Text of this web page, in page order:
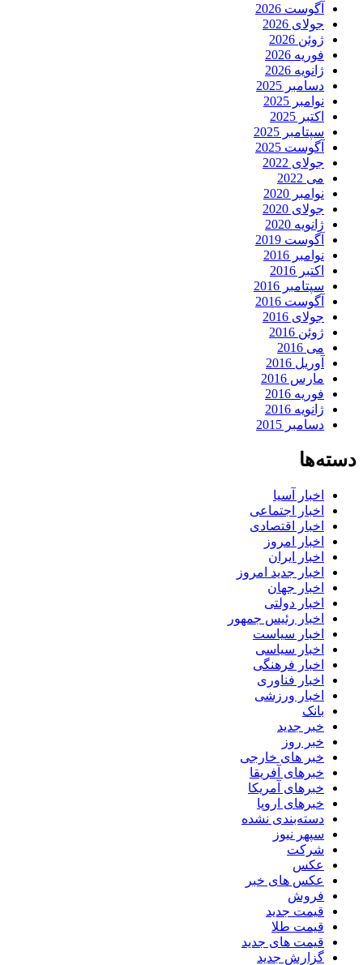
آگوست 2026
جولای 2026
ژوئن 2026
فوریه 2026
ژانویه 2026
دسامبر 2025
نوامبر 2025
اکتبر 2025
سپتامبر 2025
آگوست 2025
جولای 2022
می 2022
نوامبر 2020
جولای 2020
ژانویه 2020
آگوست 2019
نوامبر 2016
اکتبر 2016
سپتامبر 2016
آگوست 2016
جولای 2016
ژوئن 2016
می 2016
آوریل 2016
مارس 2016
فوریه 2016
ژانویه 2016
دسامبر 2015
دسته‌ها
اخبار آسیا
اخبار اجتماعی
اخبار اقتصادی
اخبار امروز
اخبار ایران
اخبار جدید امروز
اخبار جهان
اخبار دولتی
اخبار رئیس جمهور
اخبار سیاست
اخبار سیاسی
اخبار فرهنگی
اخبار فناوری
اخبار ورزشی
بانک
خبر جدید
خبر روز
خبر های خارجی
خبرهای آفریقا
خبرهای آمریکا
خبرهای اروپا
دسته‌بندی نشده
سپهر نیوز
شرکت
عکس
عکس های خبر
فروش
قیمت جدید
قیمت طلا
قیمت های جدید
گزارش جدید